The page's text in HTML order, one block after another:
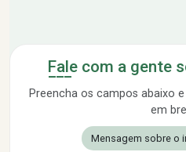
Fale com a gente
Preencha os campos abaixo
em
Mensagem sobre o